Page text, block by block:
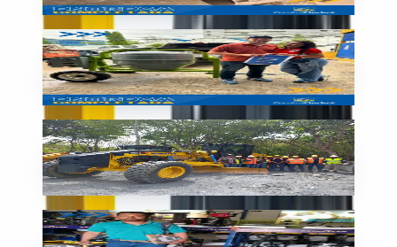
🇳🇮 Nicaragua
Entrega
Mezcladora lista para la obra
🇳🇮 Nicaragua
En obra
Motoniveladora Komatsu en obra
🇳🇮 Nicaragua
Entrega